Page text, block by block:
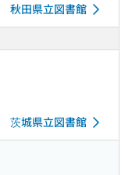
秋田県立図書館
茨城県立図書館